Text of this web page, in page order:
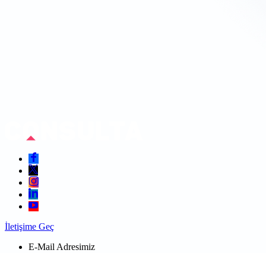
İletişime Geç
E-Mail Adresimiz